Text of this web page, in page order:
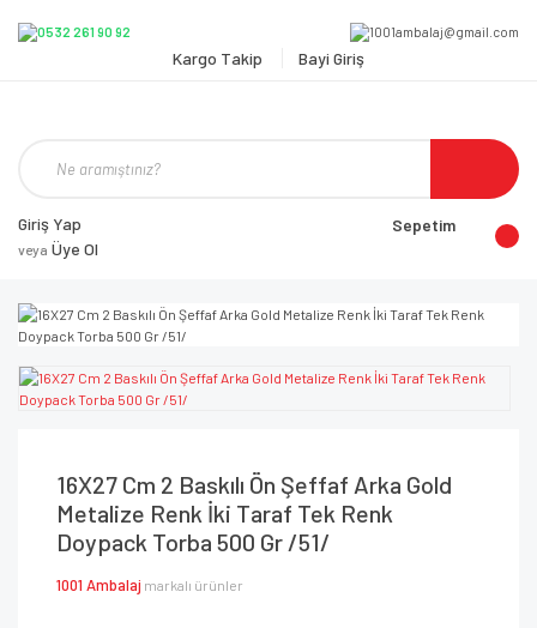
Kargo Takip Bayi Giriş
Giriş Yap
veya Üye Ol
Sepetim
16X27 Cm 2 Baskılı Ön Şeffaf Arka Gold
Metalize Renk İki Taraf Tek Renk
Doypack Torba 500 Gr /51/
1001 Ambalaj markalı ürünler